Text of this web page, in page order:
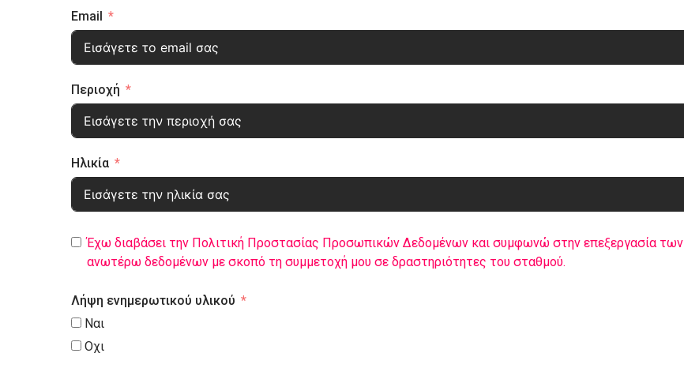
Email
Περιοχή
Ηλικία
Έχω διαβάσει την Πολιτική Προστασίας Προσωπικών Δεδομένων και συμφωνώ στην επεξεργασία των
ανωτέρω δεδομένων με σκοπό τη συμμετοχή μου σε δραστηριότητες του σταθμού.
Λήψη ενημερωτικού υλικού
Ναι
Οχι